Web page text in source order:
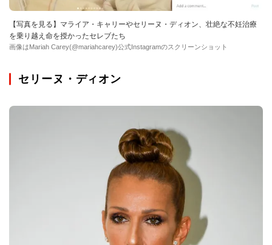
【写真を見る】マライア・キャリーやセリーヌ・ディオン、壮絶な不妊治療
を乗り越え命を授かったセレブたち
画像はMariah Carey(@mariahcarey)公式Instagramのスクリーンショット
セリーヌ・ディオン